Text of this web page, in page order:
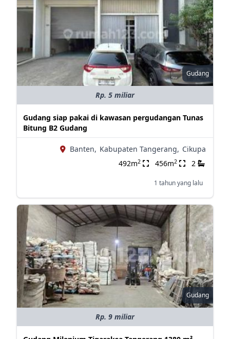
Gudang
Rp. 5 miliar
Gudang siap pakai di kawasan pergudangan Tunas
Bitung B2 Gudang
Banten, Kabupaten Tangerang, Cikupa
492m2 456m2 2
1 tahun yang lalu
Gudang
Rp. 9 miliar